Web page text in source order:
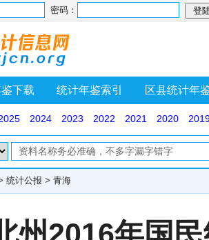
密码：
下载 统计年鉴索引 区县统计年
2024 2023 2022 2021 2020
统计公报 > 青海